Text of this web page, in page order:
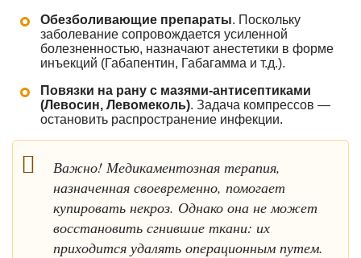
Обезболивающие препараты. Поскольку
заболевание сопровождается усиленной
болезненностью, назначают анестетики в форме
инъекций (Габапентин, Габагамма и т.д.).
Повязки на рану с мазями-антисептиками
(Левосин, Левомеколь). Задача компрессов —
остановить распространение инфекции.
Важно! Медикаментозная терапия,
назначенная своевременно, помогает
купировать некроз. Однако она не может
восстановить сгнившие ткани: их
приходится удалять операционным путем.